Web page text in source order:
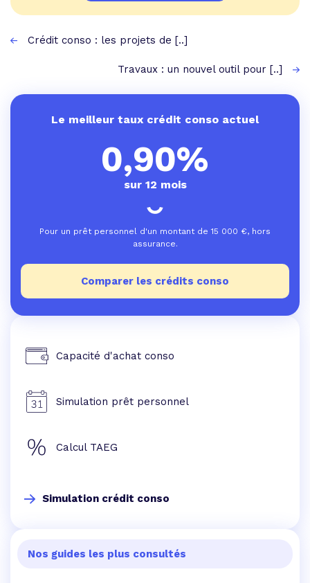
Crédit conso : les projets de [..]
Travaux : un nouvel outil pour [..]
Le meilleur taux crédit conso actuel
0,90%
sur 12 mois
Pour un prêt personnel d'un montant de 15 000 €, hors
assurance.
Comparer les crédits conso
Capacité d'achat conso
Simulation prêt personnel
Calcul TAEG
Simulation crédit conso
Nos guides les plus consultés